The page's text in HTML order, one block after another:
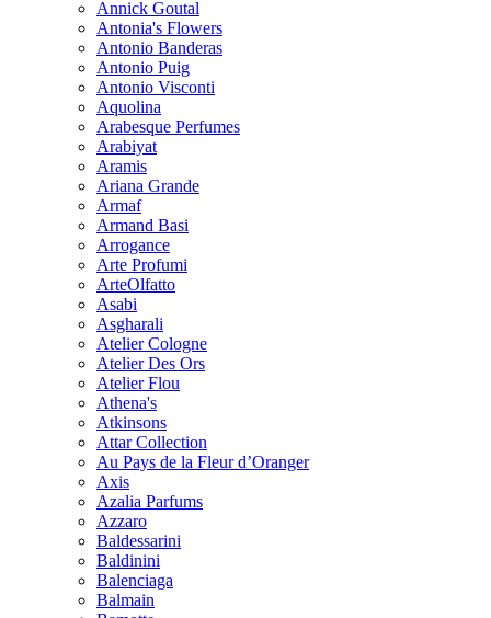
Annick Goutal
Antonia's Flowers
Antonio Banderas
Antonio Puig
Antonio Visconti
Aquolina
Arabesque Perfumes
Arabiyat
Aramis
Ariana Grande
Armaf
Armand Basi
Arrogance
Arte Profumi
ArteOlfatto
Asabi
Asgharali
Atelier Cologne
Atelier Des Ors
Atelier Flou
Athena's
Atkinsons
Attar Collection
Au Pays de la Fleur d’Oranger
Axis
Azalia Parfums
Azzaro
Baldessarini
Baldinini
Balenciaga
Balmain